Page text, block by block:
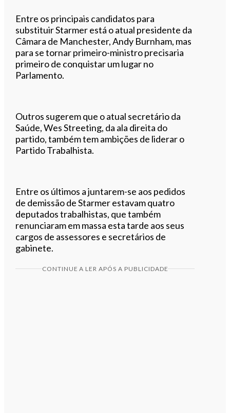
Entre os principais candidatos para
substituir Starmer está o atual presidente da
Câmara de Manchester, Andy Burnham, mas
para se tornar primeiro-ministro precisaria
primeiro de conquistar um lugar no
Parlamento.
Outros sugerem que o atual secretário da
Saúde, Wes Streeting, da ala direita do
partido, também tem ambições de liderar o
Partido Trabalhista.
Entre os últimos a juntarem-se aos pedidos
de demissão de Starmer estavam quatro
deputados trabalhistas, que também
renunciaram em massa esta tarde aos seus
cargos de assessores e secretários de
gabinete.
CONTINUE A LER APÓS A PUBLICIDADE